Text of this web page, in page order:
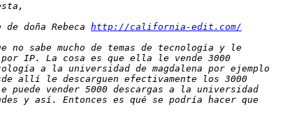
doña Rebeca http://california-edit.com/